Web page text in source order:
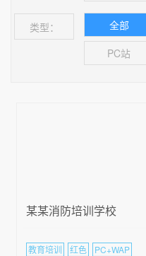
类型： 全部
PC站
某某消防培训学校
教育培训 红色 PC+WAP